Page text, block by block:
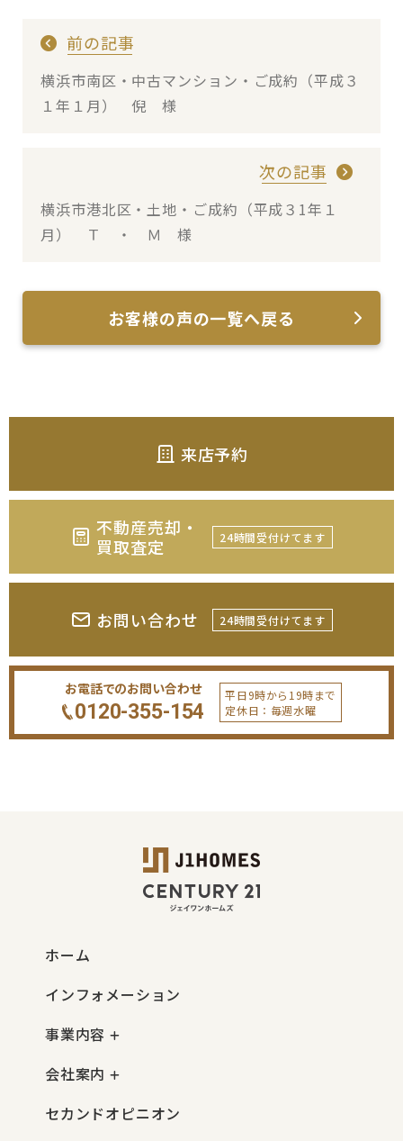
前の記事
横浜市南区・中古マンション・ご成約（平成３
１年１月） 倪 様
次の記事
横浜市港北区・土地・ご成約（平成３1年１
月） Ｔ ・ Ｍ 様
お客様の声の一覧へ戻る
来店予約
不動産売却・
買取査定
24時間受付けてます
お問い合わせ 24時間受付けてます
お電話でのお問い合わせ
0120-355-154
平日9時から19時まで
定休日：毎週水曜
ホーム
インフォメーション
事業内容
会社案内
セカンドオピニオン